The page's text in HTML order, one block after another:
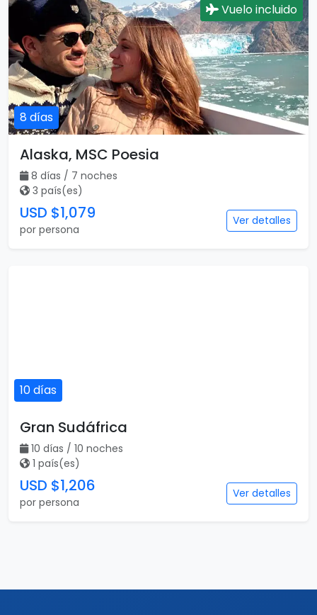
8 días
Vuelo incluido
Alaska, MSC Poesia
8 días / 7 noches
3 país(es)
USD $1,079
por persona
Ver detalles
10 días
Gran Sudáfrica
10 días / 10 noches
1 país(es)
USD $1,206
por persona
Ver detalles